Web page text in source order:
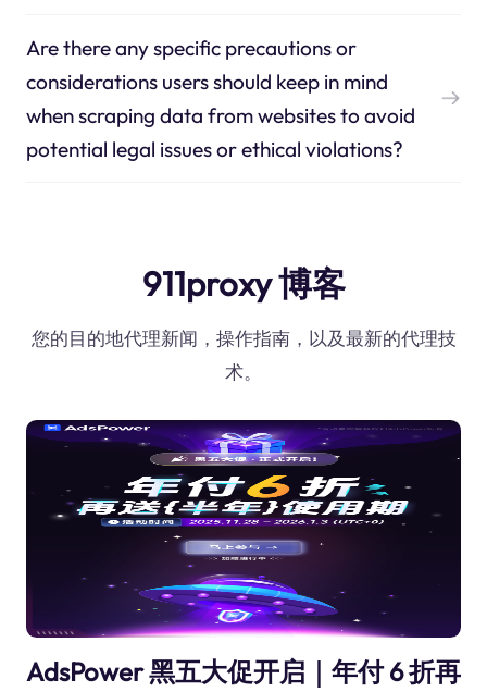
Are there any specific precautions or
considerations users should keep in mind
when scraping data from websites to avoid
potential legal issues or ethical violations?
911proxy 博客
您的目的地代理新闻，操作指南，以及最新的代理技
术。
AdsPower 黑五大促开启｜年付 6 折再